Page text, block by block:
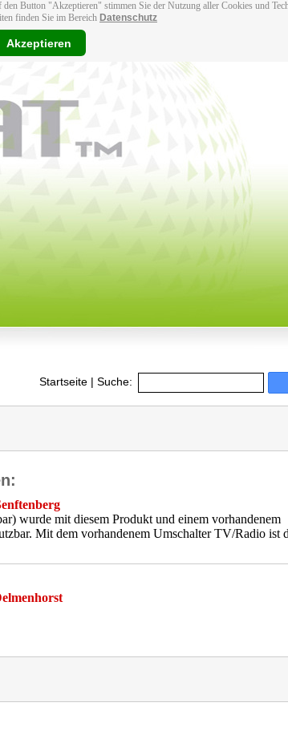
Button "Akzeptieren" stimmen Sie der Nutzung aller Cookies und
finden Sie im Bereich Datenschutz
Akzeptieren
Startseite | Suche:
wurde mit diesem Produkt und einem vorhandenem
Mit dem vorhandenem Umschalter TV/Radio ist